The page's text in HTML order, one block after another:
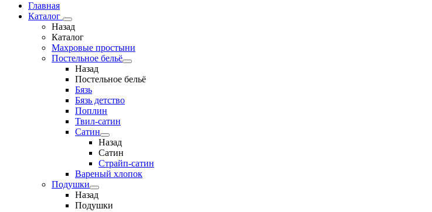
Главная
Каталог
Назад
Каталог
Махровые простыни
Постельное бельё
Назад
Постельное бельё
Бязь
Бязь детство
Поплин
Твил-сатин
Сатин
Назад
Сатин
Страйп-сатин
Вареный хлопок
Подушки
Назад
Подушки